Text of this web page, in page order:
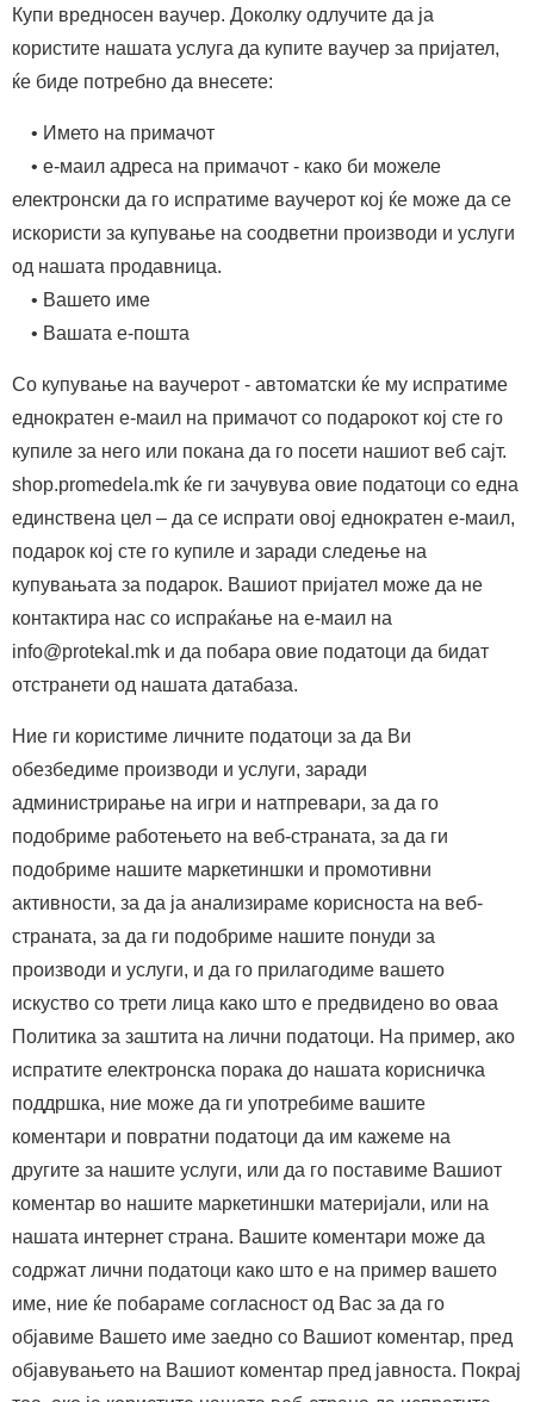
Купи вредносен ваучер. Доколку одлучите да ја
користите нашата услуга да купите ваучер за пријател,
ќе биде потребно да внесете:
• Името на примачот
• е-маил адреса на примачот - како би можеле
електронски да го испратиме ваучерот кој ќе може да се
искористи за купување на соодветни производи и услуги
од нашата продавница.
• Вашето име
• Вашата е-пошта
Со купување на ваучерот - автоматски ќе му испратиме
еднократен е-маил на примачот со подарокот кој сте го
купиле за него или покана да го посети нашиот веб сајт.
shop.promedela.mk ќе ги зачувува овие податоци со една
единствена цел – да се испрати овој еднократен е-маил,
подарок кој сте го купиле и заради следење на
купувањата за подарок. Вашиот пријател може да не
контактира нас со испраќање на е-маил на
info@protekal.mk и да побара овие податоци да бидат
отстранети од нашата датабаза.
Ние ги користиме личните податоци за да Ви
обезбедиме производи и услуги, заради
администрирање на игри и натпревари, за да го
подобриме работењето на веб-страната, за да ги
подобриме нашите маркетиншки и промотивни
активности, за да ја анализираме корисноста на веб-
страната, за да ги подобриме нашите понуди за
производи и услуги, и да го прилагодиме вашето
искуство со трети лица како што е предвидено во оваа
Политика за заштита на лични податоци. На пример, ако
испратите електронска порака до нашата корисничка
поддршка, ние може да ги употребиме вашите
коментари и повратни податоци да им кажеме на
другите за нашите услуги, или да го поставиме Вашиот
коментар во нашите маркетиншки материјали, или на
нашата интернет страна. Вашите коментари може да
содржат лични податоци како што е на пример вашето
име, ние ќе побараме согласност од Вас за да го
објавиме Вашето име заедно со Вашиот коментар, пред
објавувањето на Вашиот коментар пред јавноста. Покрај